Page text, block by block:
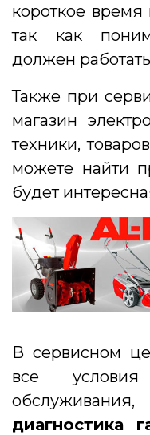
короткое время
так как
должен
Также при
магазин
техники,
можете найти
будет
В сервисном
все
диагностика